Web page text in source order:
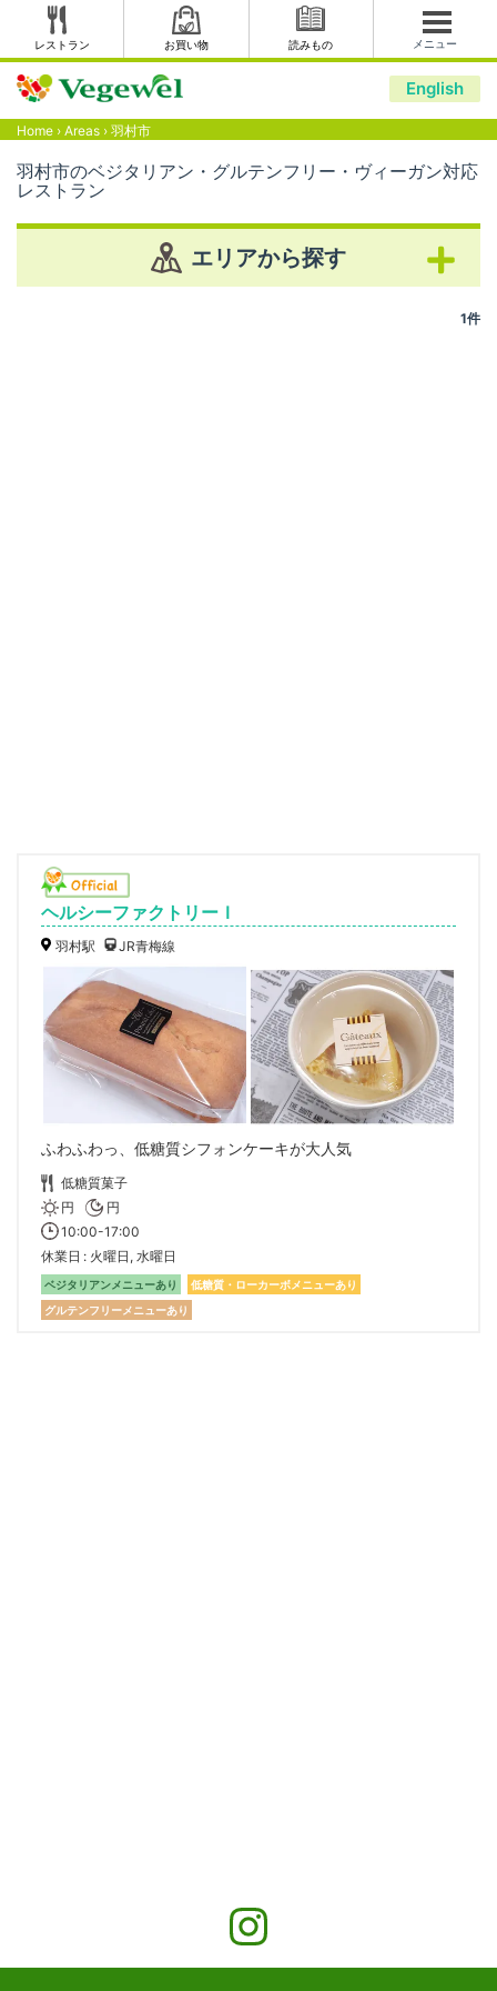
レストラン お買い物 読みもの メニュー
English
Home › Areas › 羽村市
羽村市のベジタリアン・グルテンフリー・ヴィーガン対応
レストラン
エリアから探す
1件
ヘルシーファクトリーＩ
羽村駅 JR青梅線
ふわふわっ、低糖質シフォンケーキが大人気
低糖質菓子
円
円
10:00-17:00
休業日
火曜日, 水曜日
ベジタリアンメニューあり
低糖質・ローカーボメニューあり
グルテンフリーメニューあり